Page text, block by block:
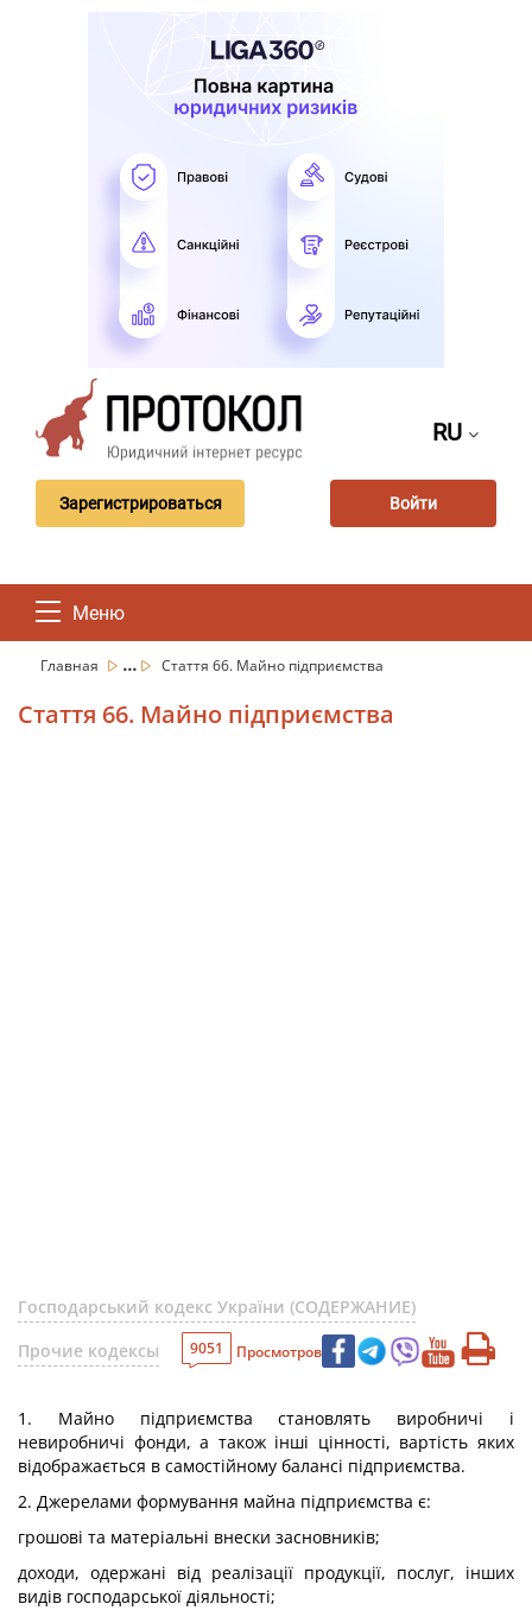
RU
Зарегистрироваться Войти
Меню
Главная ... Стаття 66. Майно підприємства
Стаття 66. Майно підприємства
Господарський кодекс України (СОДЕРЖАНИЕ)
Прочие кодексы
9051 Просмотров
1. Майно підприємства становлять виробничі і
невиробничі фонди, а також інші цінності, вартість яких
відображається в самостійному балансі підприємства.
2. Джерелами формування майна підприємства є:
грошові та матеріальні внески засновників;
доходи, одержані від реалізації продукції, послуг, інших
видів господарської діяльності;